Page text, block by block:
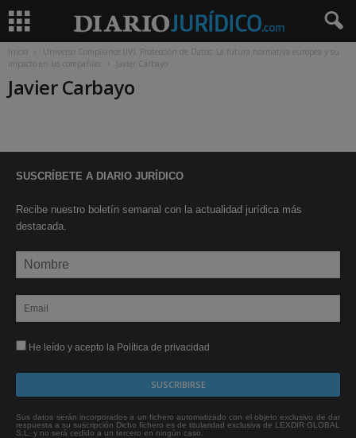
Inicio
Universo Compliance (IV). Protección de Datos: La futura normativa europea y su
impacto en las compañías
Javier Carbayo
Javier Carbayo
SUSCRÍBETE A DIARIO JURÍDICO
Recibe nuestro boletín semanal con la actualidad jurídica más
destacada.
He leído y acepto la Política de privacidad
Sus datos serán incorporados a un fichero automatizado con el objeto exclusivo de dar
respuesta a su suscripción Dicho fichero es de titularidad exclusiva de LEXDIR GLOBAL
S.L. y no será cedido a un tercero en ningún caso.